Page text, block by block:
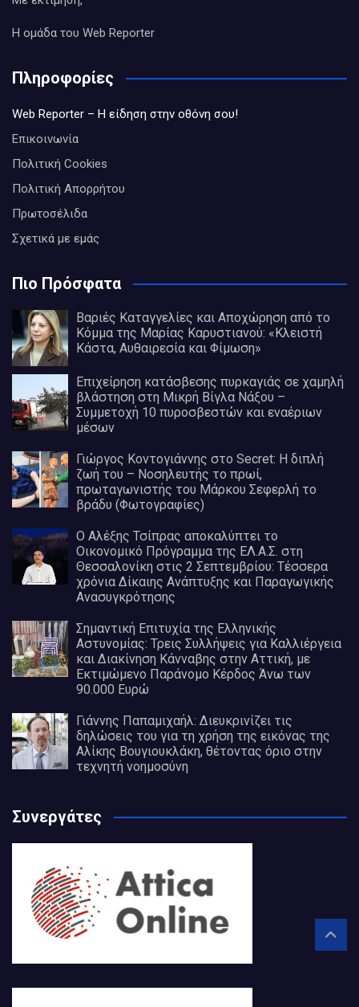
Η ομάδα του Web Reporter
Πληροφορίες
Web Reporter – Η είδηση στην οθόνη σου!
Επικοινωνία
Πολιτική Cookies
Πολιτική Απορρήτου
Πρωτοσέλιδα
Σχετικά με εμάς
Πιο Πρόσφατα
Βαριές Καταγγελίες και Αποχώρηση από το
Κόμμα της Μαρίας Καρυστιανού: «Κλειστή
Κάστα, Αυθαιρεσία και Φίμωση»
Επιχείρηση κατάσβεσης πυρκαγιάς σε χαμηλή
βλάστηση στη Μικρή Βίγλα Νάξου –
Συμμετοχή 10 πυροσβεστών και εναέριων
μέσων
Γιώργος Κοντογιάννης στο Secret: Η διπλή
ζωή του – Νοσηλευτής το πρωί,
πρωταγωνιστής του Μάρκου Σεφερλή το
βράδυ (Φωτογραφίες)
Ο Αλέξης Τσίπρας αποκαλύπτει το
Οικονομικό Πρόγραμμα της ΕΛ.Α.Σ. στη
Θεσσαλονίκη στις 2 Σεπτεμβρίου: Τέσσερα
χρόνια Δίκαιης Ανάπτυξης και Παραγωγικής
Ανασυγκρότησης
Σημαντική Επιτυχία της Ελληνικής
Αστυνομίας: Τρεις Συλλήψεις για Καλλιέργεια
και Διακίνηση Κάνναβης στην Αττική, με
Εκτιμώμενο Παράνομο Κέρδος Άνω των
90.000 Ευρώ
Γιάννης Παπαμιχαήλ: Διευκρινίζει τις
δηλώσεις του για τη χρήση της εικόνας της
Αλίκης Βουγιουκλάκη, θέτοντας όριο στην
τεχνητή νοημοσύνη
Συνεργάτες